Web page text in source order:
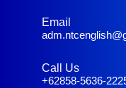
Email
Call Us
+62858-5636-